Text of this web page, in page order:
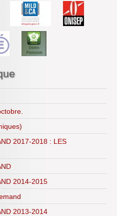
2017-2018 : LES
2014-2015
2013-2014